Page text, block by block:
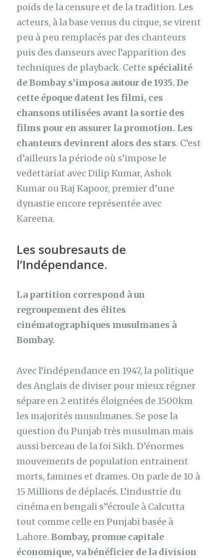
poids de la censure et de la tradition. Les
acteurs, à la base venus du cirque, se virent
peu à peu remplacés par des chanteurs
puis des danseurs avec l’apparition des
techniques de playback. Cette spécialité
de Bombay s’imposa autour de 1935. De
cette époque datent les filmi, ces
chansons utilisées avant la sortie des
films pour en assurer la promotion. Les
chanteurs devinrent alors des stars. C’est
d’ailleurs la période où s’impose le
vedettariat avec Dilip Kumar, Ashok
Kumar ou Raj Kapoor, premier d’une
dynastie encore représentée avec
Kareena.
Les soubresauts de
l’Indépendance.
La partition correspond à un
regroupement des élites
cinématographiques musulmanes à
Bombay.
Avec l’indépendance en 1947, la politique
des Anglais de diviser pour mieux régner
sépare en 2 entités éloignées de 1500km
les majorités musulmanes. Se pose la
question du Punjab très musulman mais
aussi berceau de la foi Sikh. D’énormes
mouvements de population entrainent
morts, famines et drames. On parle de 10 à
15 Millions de déplacés. L’industrie du
cinéma en bengali s’’écroule à Calcutta
tout comme celle en Punjabi basée à
Lahore.Bombay, promue capitale
économique, va bénéficier de la division